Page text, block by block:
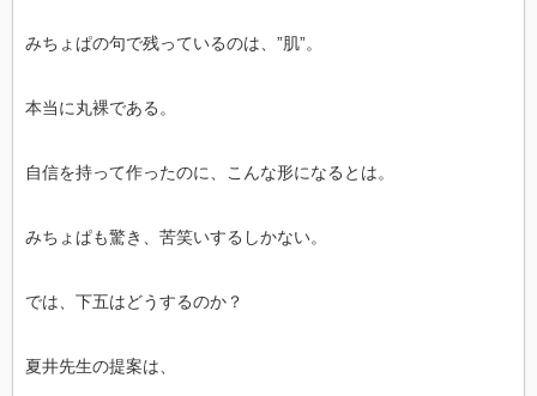
みちょぱの句で残っているのは、”肌”。
本当に丸裸である。
自信を持って作ったのに、こんな形になるとは。
みちょぱも驚き、苦笑いするしかない。
では、下五はどうするのか？
夏井先生の提案は、